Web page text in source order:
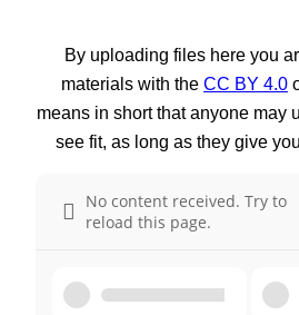
By uploading files here you
materials with the CC BY 4.0
means in short that anyone may
see fit, as long as they give
No content received. Try to
reload this page.